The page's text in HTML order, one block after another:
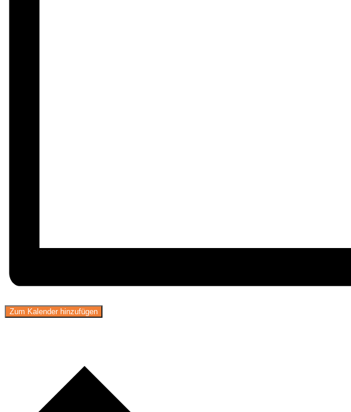
Zum Kalender hinzufügen